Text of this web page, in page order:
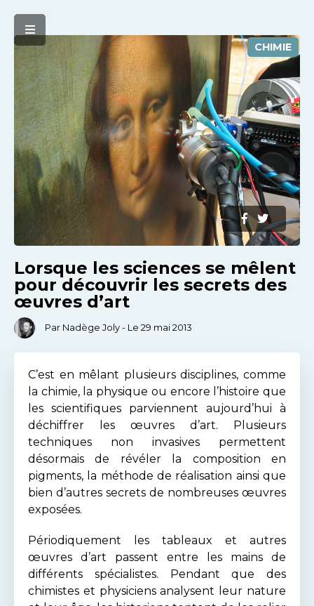
CHIMIE
Lorsque les sciences se mêlent
pour découvrir les secrets des
œuvres d’art
Par Nadège Joly - Le 29 mai 2013
C’est en mêlant plusieurs disciplines, comme
la chimie, la physique ou encore l’histoire que
les scientifiques parviennent aujourd’hui à
déchiffrer les œuvres d’art. Plusieurs
techniques non invasives permettent
désormais de révéler la composition en
pigments, la méthode de réalisation ainsi que
bien d’autres secrets de nombreuses œuvres
exposées.
Périodiquement les tableaux et autres
œuvres d’art passent entre les mains de
différents spécialistes. Pendant que des
chimistes et physiciens analysent leur nature